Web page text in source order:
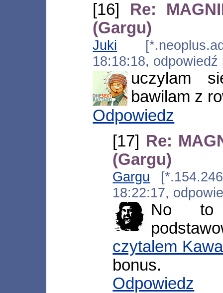
[16] Re:
(Gargu)
Juki
18:18:18,
uczylam
bawilam z
Odpowiedz
[17] Re:
(Gargu)
Gargu
18:22:17,
No to
czytalem
bonus.
Odpowiedz